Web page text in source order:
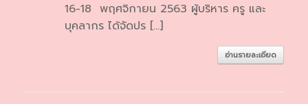
16-18 พฤศจิกายน 2563 ผู้บริหาร ครู และ
บุคลากร ได้จัดปร […]
อ่านรายละเอียด